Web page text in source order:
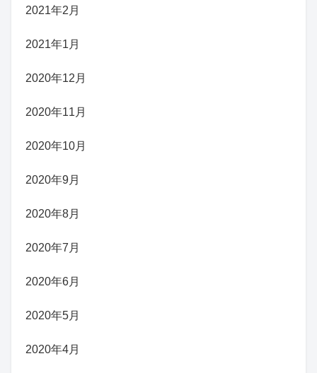
2021年2月
2021年1月
2020年12月
2020年11月
2020年10月
2020年9月
2020年8月
2020年7月
2020年6月
2020年5月
2020年4月